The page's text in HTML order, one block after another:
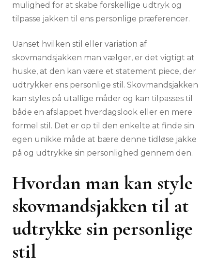
mulighed for at skabe forskellige udtryk og
tilpasse jakken til ens personlige præferencer.
Uanset hvilken stil eller variation af
skovmandsjakken man vælger, er det vigtigt at
huske, at den kan være et statement piece, der
udtrykker ens personlige stil. Skovmandsjakken
kan styles på utallige måder og kan tilpasses til
både en afslappet hverdagslook eller en mere
formel stil. Det er op til den enkelte at finde sin
egen unikke måde at bære denne tidløse jakke
på og udtrykke sin personlighed gennem den.
Hvordan man kan style
skovmandsjakken til at
udtrykke sin personlige
stil